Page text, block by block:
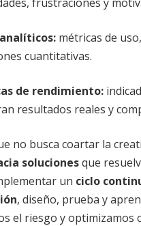
: métricas de
cuantitativas.
de rendimiento:
resultados reales y
no busca coartar la
solucionesque
un ciclo
, diseño, prueba y
el riesgo y optimizamos